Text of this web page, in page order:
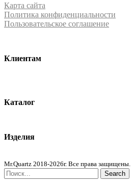
Карта сайта
Политика конфиденциальности
Пользовательское соглашение
Клиентам
Каталог
Изделия
Mr.Quartz 2018-2026г. Все права защищены.
Search